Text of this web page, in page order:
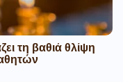
τη βαθιά θλίψη